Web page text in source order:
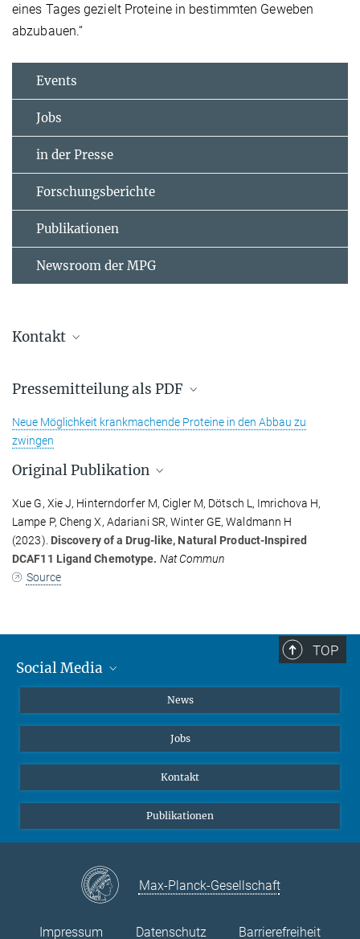
eines Tages gezielt Proteine in bestimmten Geweben
abzubauen.“
Events
Jobs
in der Presse
Forschungsberichte
Publikationen
Newsroom der MPG
Kontakt
Presse- und Öffentlichkeitsarbeit
johann.jarzombek@...
Emeritus Director Chemical Biology
+49 231 133-2400
herbert.waldmann@...
Website
Pressemitteilung als PDF
Neue Möglichkeit krankmachende Proteine in den Abbau zu
zwingen
Original Publikation
Xue G, Xie J, Hinterndorfer M, Cigler M, Dötsch L, Imrichova H,
Lampe P, Cheng X, Adariani SR, Winter GE, Waldmann H
(2023). Discovery of a Drug-like, Natural Product-Inspired
DCAF11 Ligand Chemotype. Nat Commun
Source
TOP
Social Media
Facebook
LinkedIn
News
Jobs
Kontakt
Publikationen
Max-Planck-Gesellschaft
Impressum Datenschutz Barrierefreiheit